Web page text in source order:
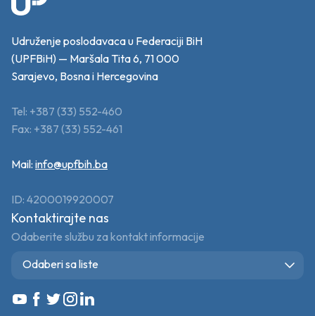
Udruženje poslodavaca u Federaciji BiH
(UPFBiH) — Maršala Tita 6, 71 000
Sarajevo, Bosna i Hercegovina
Tel: +387 (33) 552-460
Fax: +387 (33) 552-461
Mail: info@upfbih.ba
ID: 4200019920007
Kontaktirajte nas
Odaberite službu za kontakt informacije
Odaberi sa liste